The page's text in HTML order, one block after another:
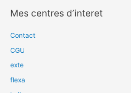
h
e
e
Mes centres d’interet
Contact
CGU
exte
flexa